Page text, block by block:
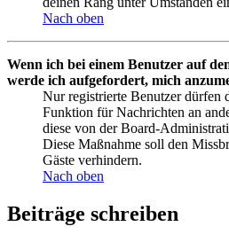
Nach oben
Wenn ich bei einem Benutzer auf
werde ich aufgefordert, mich
Nur registrierte Benutzer dürfen
Funktion für Nachrichten an
diese von der Board-
Diese Maßnahme soll den
Gäste verhindern.
Nach oben
Beiträge schreiben